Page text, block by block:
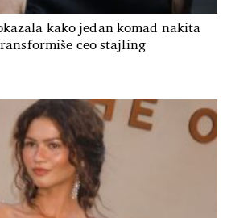
kako jedan komad nakita
ceo stajling